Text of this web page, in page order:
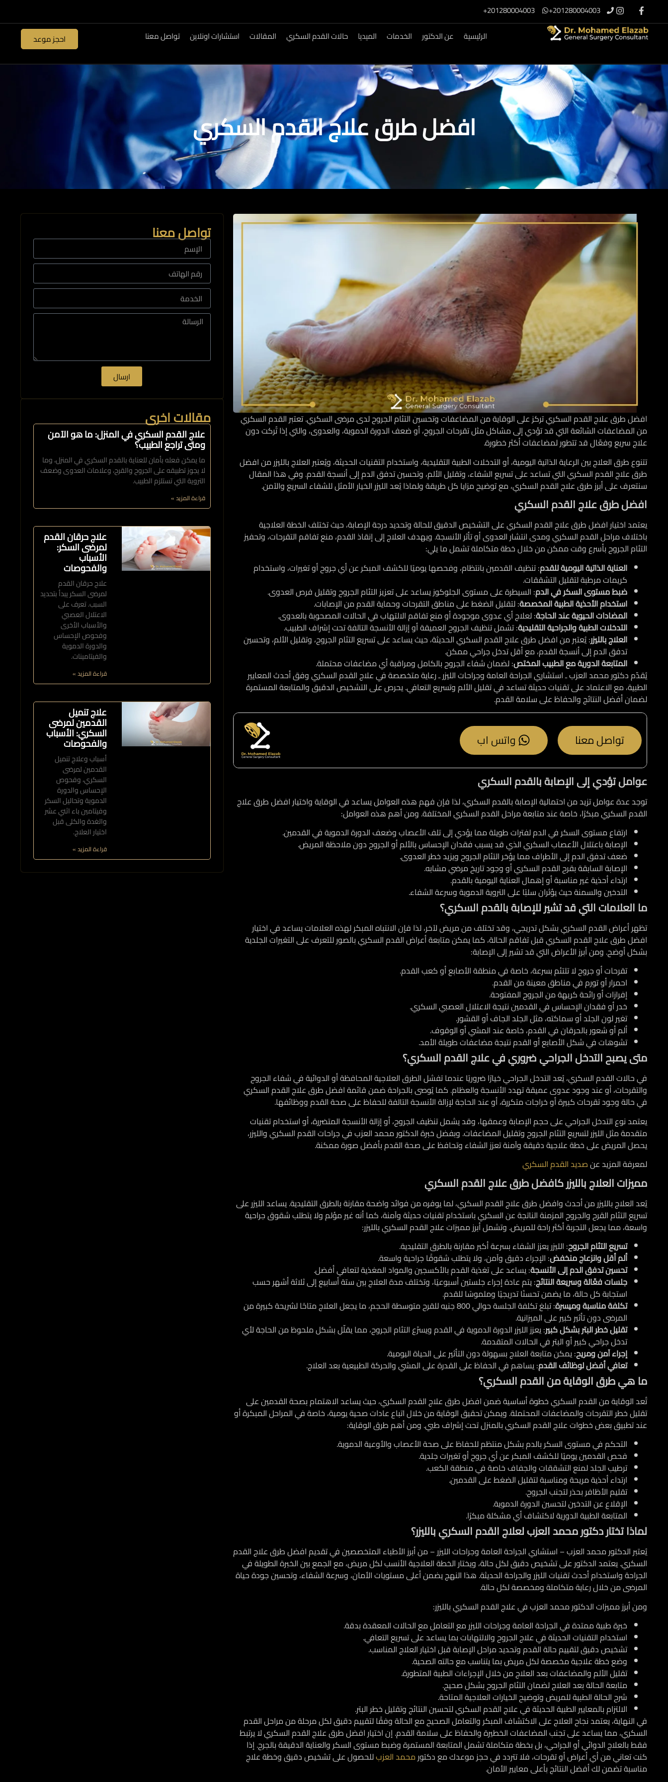
201280004003+
201280004003+
الرئيسية
عن الدكتور الخدمات الميديا حالات القدم السكري المقالات استشارات اونلاين تواصل معنا احجز موعد
افضل طرق علاج القدم السكري
تواصل معنا
ارسال
مقالات اخرى
علاج القدم السكري في المنزل: ما هو الآمن
ومتى تراجع الطبيب؟
ما يمكن فعله بأمان للعناية بالقدم السكري في المنزل، وما
لا يجوز تطبيقه على الجروح والقرح، وعلامات العدوى وضعف
التروية التي تستلزم الطبيب.
قراءة المزيد »
علاج حرقان القدم
لمرضى السكر:
الأسباب
والفحوصات
علاج حرقان القدم
لمرضى السكر يبدأ بتحديد
السبب. تعرف على
الاعتلال العصبي
والأسباب الأخرى
وفحوص الإحساس
والدورة الدموية
والفيتامينات.
قراءة المزيد »
علاج تنميل
القدمين لمرضى
السكري: الأسباب
والفحوصات
أسباب وعلاج تنميل
القدمين لمرضى
السكري، وفحوص
الإحساس والدورة
الدموية وتحاليل السكر
وفيتامين باء اثني عشر
والغدة والكلى قبل
اختيار العلاج.
قراءة المزيد »
افضل طرق علاج القدم السكري تركز على الوقاية من المضاعفات وتحسين التئام الجروح لدى مرضى السكري. تعتبر القدم السكري
من المضاعفات الشائعة التي قد تؤدي إلى مشاكل مثل تقرحات الجروح، أو ضعف الدورة الدموية، والعدوى، والتي إذا تُركت دون
علاج سريع وفعّال قد تتطور لمضاعفات أكثر خطورة.
تتنوع طرق العلاج بين الرعاية الذاتية اليومية، أو التدخلات الطبية التقليدية، واستخدام التقنيات الحديثة، ويُعتبر العلاج بالليزر من افضل
طرق علاج القدم السكريالتي تساعد على تسريع الشفاء، وتقليل الألم، وتحسين تدفق الدم إلى أنسجة القدم. وفي هذا المقال
سنتعرف على أبرز طرق علاج القدم السكري، مع توضيح مزايا كل طريقة ولماذا يُعد الليزر الخيار الأمثل للشفاء السريع والآمن.
افضل طرق علاج القدم السكري
يعتمد اختيار افضل طرق علاج القدم السكري على التشخيص الدقيق للحالة وتحديد درجة الإصابة، حيث تختلف الخطة العلاجية
باختلاف مراحل القدم السكري ومدى انتشار العدوى أو تأثر الأنسجة. ويهدف العلاج إلى إنقاذ القدم، منع تفاقم التقرحات، وتحفيز
التئام الجروح بأسرع وقت ممكن من خلال خطة متكاملة تشمل ما يلي:
العناية الذاتية اليومية للقدم: تنظيف القدمين بانتظام، وفحصها يوميًا للكشف المبكر عن أي جروح أو تغيرات، واستخدام
كريمات مرطبة لتقليل التشققات.
ضبط مستوى السكر في الدم: السيطرة على مستوى الجلوكوز يساعد على تعزيز التئام الجروح وتقليل فرص العدوى.
استخدام الأحذية الطبية المخصصة: لتقليل الضغط على مناطق التقرحات وحماية القدم من الإصابات.
المضادات الحيوية عند الحاجة: لعلاج أي عدوى موجودة أو منع تفاقم الالتهاب في الحالات المصحوبة بالعدوى.
التدخلات الطبية والجراحية التقليدية: تشمل تنظيف الجروح العميقة أو إزالة الأنسجة التالفة تحت إشراف الطبيب.
العلاج بالليزر: يُعتبر من افضل طرق علاج القدم السكري الحديثة، حيث يساعد على تسريع التئام الجروح، وتقليل الألم، وتحسين
تدفق الدم إلى أنسجة القدم، مع أقل تدخل جراحي ممكن.
المتابعة الدورية مع الطبيب المختص: لضمان شفاء الجروح بالكامل ومراقبة أي مضاعفات محتملة.
يُقدّم دكتور محمد العزب ـ استشاري الجراحة العامة وجراحات الليزر ـ رعاية متخصصة في علاج القدم السكري وفق أحدث المعايير
الطبية، مع الاعتماد على تقنيات حديثة تساعد في تقليل الألم وتسريع التعافي. يحرص على التشخيص الدقيق والمتابعة المستمرة
لضمان أفضل النتائج والحفاظ على سلامة القدم.
تواصل معنا واتس اب
عوامل تؤدي إلى الإصابة بالقدم السكري
توجد عدة عوامل تزيد من احتمالية الإصابة بالقدم السكري، لذا فإن فهم هذه العوامل يساعد في الوقاية واختيار افضل طرق علاج
القدم السكري مبكرًا، خاصة عند متابعة مراحل القدم السكري المختلفة. ومن أهم هذه العوامل:
ارتفاع مستوى السكر في الدم لفترات طويلة مما يؤدي إلى تلف الأعصاب وضعف الدورة الدموية في القدمين.
الإصابة باعتلال الأعصاب السكري الذي قد يسبب فقدان الإحساس بالألم أو الجروح دون ملاحظة المريض.
ضعف تدفق الدم إلى الأطراف مما يؤخر التئام الجروح ويزيد خطر العدوى.
الإصابة السابقة بقرح القدم السكري أو وجود تاريخ مرضي مشابه.
ارتداء أحذية غير مناسبة أو إهمال العناية اليومية بالقدم.
التدخين والسمنة حيث يؤثران سلبًا على التروية الدموية وسرعة الشفاء.
ما العلامات التي قد تشير للإصابة بالقدم السكري؟
تظهر أعراض القدم السكري بشكل تدريجي، وقد تختلف من مريض لآخر، لذا فإن الانتباه المبكر لهذه العلامات يساعد في اختيار
افضل طرق علاج القدم السكري قبل تفاقم الحالة، كما يمكن متابعة أعراض القدم السكري بالصور للتعرف على التغيرات الجلدية
بشكل أوضح. ومن أبرز الأعراض التي قد تشير إلى الإصابة:
تقرحات أو جروح لا تلتئم بسرعة، خاصة في منطقة الأصابع أو كعب القدم.
احمرار أو تورم في مناطق معينة من القدم.
إفرازات أو رائحة كريهة من الجروح المفتوحة.
خدر أو فقدان الإحساس في القدمين نتيجة الاعتلال العصبي السكري.
تغير لون الجلد أو سماكته، مثل الجلد الجاف أو القشور.
ألم أو شعور بالحرقان في القدم، خاصة عند المشي أو الوقوف.
تشوهات في شكل الأصابع أو القدم نتيجة مضاعفات طويلة الأمد.
متى يصبح التدخل الجراحي ضروري في علاج القدم السكري؟
في حالات القدم السكري، يُعد التدخل الجراحي خيارًا ضروريًا عندما تفشل الطرق العلاجية المحافظة أو الدوائية في شفاء الجروح
والتقرحات، أو عند وجود عدوى عميقة تهدد الأنسجة والعظام. كما يُوصى بالجراحة ضمن قائمة افضل طرق علاج القدم السكري
في حالة وجود تقرحات كبيرة أو خراجات متكررة، أو عند الحاجة لإزالة الأنسجة التالفة للحفاظ على صحة القدم ووظائفها.
يعتمد نوع التدخل الجراحي على حجم الإصابة وعمقها، وقد يشمل تنظيف الجروح، أو إزالة الأنسجة المتضررة، أو استخدام تقنيات
متقدمة مثل الليزر لتسريع التئام الجروح وتقليل المضاعفات. وبفضل خبرة الدكتور محمد العزب في جراحات القدم السكري والليزر،
يحصل المريض على خطة علاجية دقيقة وآمنة تعزز الشفاء وتحافظ على صحة القدم بأفضل صورة ممكنة.
لمعرفة المزيد عنصديد القدم السكري
مميزات العلاج بالليزر كافضل طرق علاج القدم السكري
يُعد العلاج بالليزر من أحدث وافضل طرق علاج القدم السكري، لما يوفره من فوائد واضحة مقارنة بالطرق التقليدية. يساعد الليزر على
تسريع التئام القرح والجروح المزمنة الناتجة عن السكري باستخدام تقنيات حديثة وآمنة، كما أنه غير مؤلم ولا يتطلب شقوق جراحية
واسعة، مما يجعل التجربة أكثر راحة للمريض. وتشمل أبرز مميزات علاج القدم السكري بالليزر:
تسريع التئام الجروح: الليزر يعزز الشفاء بسرعة أكبر مقارنة بالطرق التقليدية.
ألم أقل وانزعاج منخفض: الإجراء دقيق وآمن، ولا يتطلب شقوقًا جراحية واسعة.
تحسين تدفق الدم إلى الأنسجة: يساعد على تغذية القدم بالأكسجين والمواد المغذية لتعافي أفضل.
جلسات فعّالة وسريعة النتائج: يتم عادة إجراء جلستين أسبوعيًا، وتختلف مدة العلاج بين ستة أسابيع إلى ثلاثة أشهر حسب
استجابة كل حالة، ما يضمن تحسنًا تدريجيًا وملموسًا للقدم.
تكلفة مناسبة وميسرة
: تبلغ تكلفة الجلسة حوالي 800 جنيه للقرح متوسطة الحجم، ما يجعل العلاج متاحًا لشريحة كبيرة من
المرضى دون تأثير كبير على الميزانية.
تقليل خطر البتر بشكل كبير: يعزز الليزر الدورة الدموية في القدم ويسرّع التئام الجروح، مما يقلّل بشكل ملحوظ من الحاجة لأي
تدخل جراحي كبير أو البتر في الحالات المتقدمة.
إجراء آمن ومريح: يمكن متابعة العلاج بسهولة دون التأثير على الحياة اليومية.
تعافي أفضل لوظائف القدم: يساهم في الحفاظ على القدرة على المشي والحركة الطبيعية بعد العلاج.
ما هي طرق الوقاية من القدم السكري؟
تُعد الوقاية من القدم السكري خطوة أساسية ضمن افضل طرق علاج القدم السكري، حيث يساعد الاهتمام بصحة القدمين على
تقليل خطر التقرحات والمضاعفات المحتملة. ويمكن تحقيق الوقاية من خلال اتباع عادات صحية يومية، خاصة في المراحل المبكرة أو
عند تطبيق بعض خطوات علاج القدم السكري بالمنزل تحت إشراف طبي. ومن أهم طرق الوقاية:
التحكم في مستوى السكر بالدم بشكل منتظم للحفاظ على صحة الأعصاب والأوعية الدموية.
فحص القدمين يوميًا للكشف المبكر عن أي جروح أو تغيرات جلدية.
ترطيب الجلد لمنع التشققات والجفاف خاصة في منطقة الكعب.
ارتداء أحذية مريحة ومناسبة لتقليل الضغط على القدمين.
تقليم الأظافر بحذر لتجنب الجروح.
الإقلاع عن التدخين لتحسين الدورة الدموية.
المتابعة الطبية الدورية لاكتشاف أي مشكلة مبكرًا.
لماذا تختار دكتور محمد العزب لعلاج القدم السكري بالليزر؟
يُعتبر الدكتور محمد العزب – استشاري الجراحة العامة وجراحات الليزر – من أبرز الأطباء المتخصصين في تقديم افضل طرق علاج القدم
السكري. يعتمد الدكتور على تشخيص دقيق لكل حالة، ويختار الخطة العلاجية الأنسب لكل مريض، مع الجمع بين الخبرة الطويلة في
الجراحة واستخدام أحدث تقنيات الليزر والجراحة الحديثة. هذا النهج يضمن أعلى مستويات الأمان، وسرعة الشفاء، وتحسين جودة حياة
المرضى من خلال رعاية متكاملة ومخصصة لكل حالة.
ومن أبرز مميزات الدكتور محمد العزب في علاج القدم السكري بالليزر:
خبرة طبية ممتدة في الجراحة العامة وجراحات الليزر مع التعامل مع الحالات المعقدة بدقة.
استخدام التقنيات الحديثة في علاج الجروح والالتهابات بما يساعد على تسريع التعافي.
تشخيص دقيق لتقييم حالة القدم وتحديد مراحل الإصابة قبل اختيار العلاج المناسب.
وضع خطة علاجية مخصصة لكل مريض بما يتناسب مع حالته الصحية.
تقليل الألم والمضاعفات بعد العلاج من خلال الإجراءات الطبية المتطورة.
متابعة الحالة بعد العلاج لضمان التئام الجروح بشكل صحيح.
شرح الحالة الطبية للمريض وتوضيح الخيارات العلاجية المتاحة.
الالتزام بالمعايير الطبية الحديثة في علاج القدم السكري لتحسين النتائج وتقليل خطر البتر.
في النهاية، يعتمد نجاح العلاج على الاكتشاف المبكر والتعامل الصحيح مع الحالة وفقًا لتقييم دقيق لكل مرحلة من مراحل القدم
السكري، مما يساعد على تجنب المضاعفات الخطيرة والحفاظ على سلامة القدم. إن اختيارافضل طرق علاج القدم السكريلا يرتبط
فقط بالعلاج الدوائي أو الجراحي، بل بخطة متكاملة تشمل المتابعة المستمرة وضبط مستوى السكر والعناية الدقيقة بالجرح. إذا
كنت تعاني من أي أعراض أو تقرحات، فلا تتردد في حجز موعدك مع دكتورمحمد العزبللحصول على تشخيص دقيق وخطة علاج
مناسبة تضمن لك أفضل النتائج بأعلى معايير الأمان.